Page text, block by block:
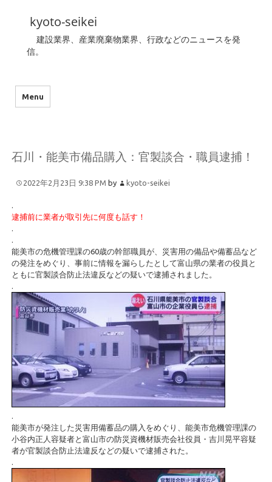
kyoto-seikei
建設業界、産業廃棄物業界、行政などのニュースを発
信。
Menu
石川・能美市備品購入：官製談合・職員逮捕！
2022年2月23日 9:38 PM by kyoto-seikei
.
逮捕前に業者が取引先に何度も話す！
.
.
能美市の危機管理課の60歳の幹部職員が、災害用の備品や備蓄品など
の発注をめぐり、事前に情報を漏らしたとして富山県の業者の役員と
ともに官製談合防止法違反などの疑いで逮捕されました。
.
.
能美市が発注した災害用備蓄品の購入をめぐり、能美市危機管理課の
小谷内正人容疑者と富山市の防災資機材販売会社役員・吉川晃平容疑
者が官製談合防止法違反などの疑いで逮捕された。
.